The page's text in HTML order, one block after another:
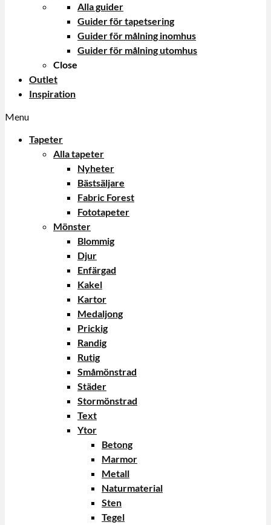
Alla guider
Guider för tapetsering
Guider för målning inomhus
Guider för målning utomhus
Close
Outlet
Inspiration
Menu
Tapeter
Alla tapeter
Nyheter
Bästsäljare
Fabric Forest
Fototapeter
Mönster
Blommig
Djur
Enfärgad
Kakel
Kartor
Medaljong
Prickig
Randig
Rutig
Småmönstrad
Städer
Stormönstrad
Text
Ytor
Betong
Marmor
Metall
Naturmaterial
Sten
Tegel